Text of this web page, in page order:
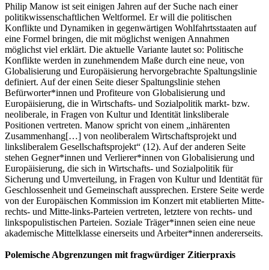
Philip Manow ist seit einigen Jahren auf der Suche nach einer
politikwissenschaftlichen Weltformel. Er will die politischen
Konflikte und Dynamiken in gegenwärtigen Wohlfahrtsstaaten auf
eine Formel bringen, die mit möglichst wenigen Annahmen
möglichst viel erklärt. Die aktuelle Variante lautet so: Politische
Konflikte werden in zunehmendem Maße durch eine neue, von
Globalisierung und Europäisierung hervorgebrachte Spaltungslinie
definiert. Auf der einen Seite dieser Spaltungslinie stehen
Befürworter*innen und Profiteure von Globalisierung und
Europäisierung, die in Wirtschafts- und Sozialpolitik markt- bzw.
neoliberale, in Fragen von Kultur und Identität linksliberale
Positionen vertreten. Manow spricht von einem „inhärenten
Zusammenhang[…] von neoliberalem Wirtschaftsprojekt und
linksliberalem Gesellschaftsprojekt“ (12). Auf der anderen Seite
stehen Gegner*innen und Verlierer*innen von Globalisierung und
Europäisierung, die sich in Wirtschafts- und Sozialpolitik für
Sicherung und Umverteilung, in Fragen von Kultur und Identität für
Geschlossenheit und Gemeinschaft aussprechen. Erstere Seite werde
von der Europäischen Kommission im Konzert mit etablierten Mitte-
rechts- und Mitte-links-Parteien vertreten, letztere von rechts- und
linkspopulistischen Parteien. Soziale Träger*innen seien eine neue
akademische Mittelklasse einerseits und Arbeiter*innen andererseits.
Polemische Abgrenzungen mit fragwürdiger Zitierpraxis